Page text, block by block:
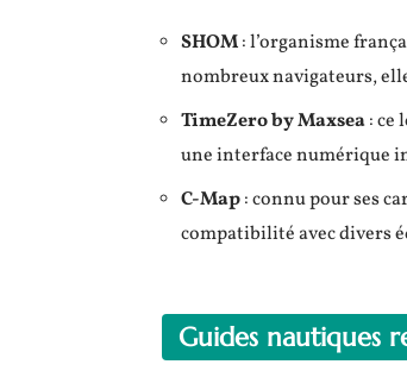
SHOM: l’organisme
nombreux navigateurs,
TimeZero by Maxsea: ce
une interface numérique
C-Map: connu pour ses
compatibilité avec divers
Guides nautiques